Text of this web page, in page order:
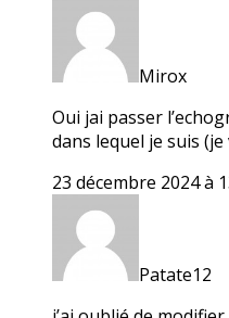
Mirox
Oui jai passer
dans lequel je suis
23 décembre 2024 à
Patate12